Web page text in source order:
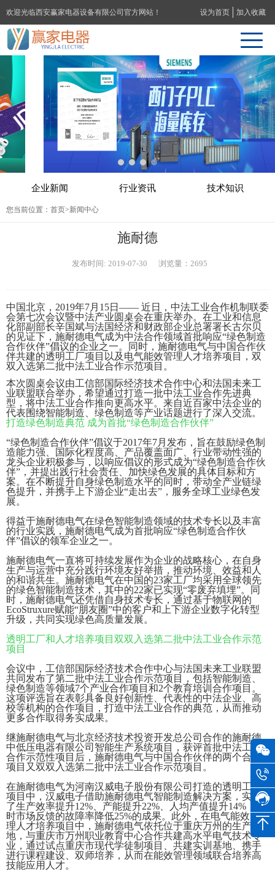
欢迎光临西安赢家电器设备有限公司官方网站！ 设为首页 加入收藏
企业新闻 行业资讯 技术知识
您当前位置： 首页>新闻中心
施耐德
发布时间: 2019-07-30 浏览量：2695
中国北京，2019年7月15日—— 近日，中法工业合作机制联委
会第七次会议暨中法产业圆桌会在重庆举办。在工业和信息
化部副部长辛国斌与法国经济和财政部企业总署署长古尔贝
的见证下，施耐德电气成为中法合作领域首批响应“绿色制造
合作伙伴”倡议的企业之一。同时，施耐德电气与中国合作伙
伴共建的透明工厂项目以及电气能效管理人才培养项目，双
双入选第二批中法工业合作示范项目。
本次圆桌会议由工信部国际经济技术合作中心和法国未来工
业联盟联合举办，希望通过打造一批中法工业合作先进典
型，将中法工业合作推向更高水平。来自近百家中法企业的
代表围绕智能制造、绿色制造等产业话题进行了深入交流。
打造绿色制造典范 成为首批“绿色制造合作伙伴”
“绿色制造合作伙伴”倡议于2017年7月发布，旨在鼓励绿色制
造能力强、国际化程度高、产品覆盖面广、行业带动性强的
龙头企业积极参与，以响应倡议的形式成为“绿色制造合作伙
伴”，并提出践行社会责任、加快绿色发展的具体目标和方
案。在不断提升自身绿色制造水平的同时，带动全产业链绿
色提升，并携手上下游企业“走出去”，服务全球工业绿色发
展。
得益于施耐德电气在绿色智能制造领域的技术专长以及丰富
的行业实践，施耐德电气成为首批响应“绿色制造合作伙
伴”倡议的领军企业之一。
施耐德电气一直将可持续发展作为企业的战略核心，在自身
生产与运营中充分践行环境友好举措，推动环境、效益和人
的和谐共生。施耐德电气在中国的23家工厂均采用全球领先
的绿色智能制造技术，其中的22家已实现“零废弃填埋”。同
时，施耐德电气还凭借自身技术专长，通过基于物联网的
EcoStruxure赋能“朋友圈”中的客户和上下游企业数字化转型
升级，共同实现绿色高质量发展。
透明工厂和人才培养项目双双入选第二批中法工业合作示范
项目
会议中，工信部国际经济技术合作中心与法国未来工业联盟
共同发布了第二批中法工业合作示范项目，包括智能制造、
绿色制造等领域7个产业合作项目和2个教育培训合作项目。
这项评选旨在表彰具备良好创新性、代表性的中法企业、高
校等机构的合作项目，打造中法工业合作的典范，从而推动
更多合作取得务实成果。
继施耐德电气与北京经济技术投资开发总公司合作的施耐德
中低压电器有限公司智能生产系统项目，获评首批中法工业
合作示范性项目后，施耐德电气与中国合作伙伴的两个合作
项目又双双入选第二批中法工业合作示范项目。
在施耐德电气为河南汉威电子股份有限公司打造的透明工厂
项目中，汉威电子借助施耐德电气智能制造解决方案，实现
了生产效率提升12%、产能提升22%、人均产值提升14%，同
时市场反馈的故障率降低25%的成果。此外，在电气能效管
理人才培养项目中，施耐德电气依托位于重庆万州的生产基
地，与重庆市万州职业教育中心合作共建高水平电气技术专
业，通过试点重庆市现代学徒制项目、共建实训基地、携手
进行课程建设、双师培养，从而在能效管理领域联合培养高
技能应用人才。